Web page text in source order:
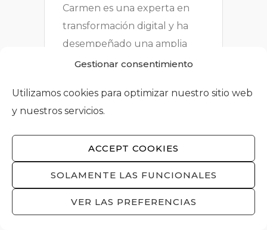
Gestionar consentimiento
Utilizamos cookies para optimizar nuestro sitio web
y nuestros servicios.
ACCEPT COOKIES
SOLAMENTE LAS FUNCIONALES
VER LAS PREFERENCIAS
Carmen es una experta en
transformación digital y ha
desempeñado una amplia
variedad de roles en el
tanto como emprendedora
como en el establecimiento
de operaciones
internacionales para
Actualmente trabaja en la
intersección entre la